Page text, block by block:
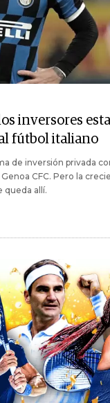
inversores
fútbol italiano
de inversión privada
CFC. Pero la
queda allí.